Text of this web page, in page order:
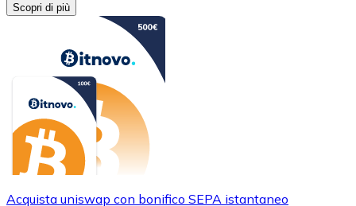
Scopri di più
Acquista uniswap con bonifico SEPA istantaneo